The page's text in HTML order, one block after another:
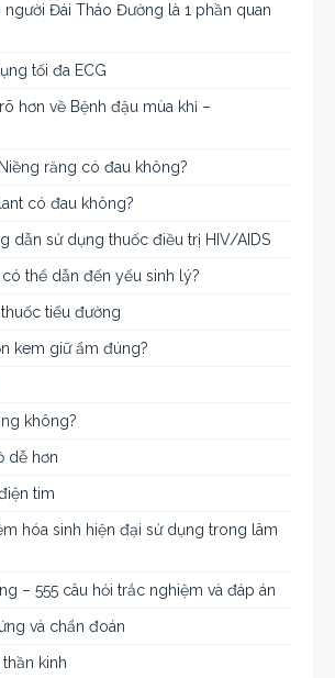
người Đái Tháo Đường là 1 phần quan
tối đa ECG
hơn về Bệnh đậu mùa khỉ –
răng có đau không?
có đau không?
dẫn sử dụng thuốc điều trị HIV/AIDS
thể dẫn đến yếu sinh lý?
tiểu đường
kem giữ ẩm đúng?
không?
dễ hơn
tim
hóa sinh hiện đại sử dụng trong lâm
– 555 câu hỏi trắc nghiệm và đáp án
và chẩn đoán
kinh